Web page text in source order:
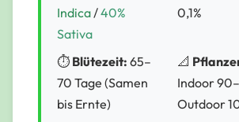
Indica /40%
Sativa
0,1%
⏱️ Blütezeit: 65–
70 Tage (Samen
bis Ernte)
📐
Indoor
Outdoor